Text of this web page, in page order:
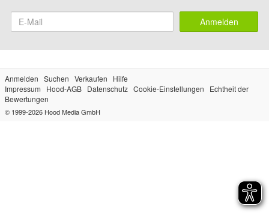
Anmelden
Anmelden Suchen Verkaufen
Hilfe
Impressum
Hood-AGB Datenschutz Cookie-Einstellungen
Echtheit der
Bewertungen
© 1999-2026 Hood Media GmbH